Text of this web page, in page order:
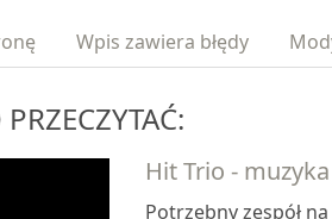
Wpis zawiera błędy
Hit Trio -
Potrzebny zespół